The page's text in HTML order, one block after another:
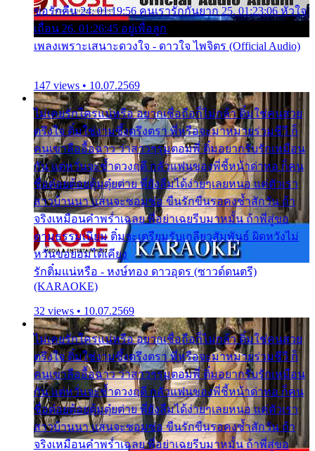
ขอรักคืน 24. 01:19:56 คนเรารักกันยาก 25. 01:23:06 หัวใจ
เถื่อน 26. 01:26:45 อยู่เพื่อลูก
เพลงเพราะเสนาะดวงใจ - ดาวใจ ไพจิตร (Official Audio)
147 views • 10.07.2569
ไม่เคยรักใครแน่หรือ อยากเชื่อถือก็ไม่กล้า ติ๋มใช่คนสวย
ตรึงใจ ติ๋มใช่งามซึ้งตรึงตรา พี่หรือจะมาหมายร่วมชีวี ก็
คนเขาลืออื้อฉาว ว่าสาวๆรุมตอมพี่ ติ๋มอยากรับรักเหมือน
กัน แต่หวั่นจะช้ำดวงฤดี กลัวแฟนของพี่ชี้หน้าด่าทอ ก็คน
ชื่อต๋อยต้อยตุ้มตุ๋ยต่าย พี่ยังลืมได้ง่ายๆเลยหนอ แค่ตัวเรา
สาวบ้านนา แสนจะซอมซ่อ ขืนรักขืนรอคงช้ำสักวัน ถ้า
จริงเหมือนคำพร่ำเฉลย พี่อย่าเฉยรีบมาหมั้น ถ้าพี่สู่ขอ
ตามธรรมเนียม ติ๋มจะเตรียมรับเกลียวสัมพันธ์ ผิดหวังไม่
หวั่นขอยอมได้เคียง
รักติ๋มแน่หรือ - หงษ์ทอง ดาวอุดร (ซาวด์ดนตรี)
(KARAOKE)
32 views • 10.07.2569
ไม่เคยรักใครแน่หรือ อยากเชื่อถือก็ไม่กล้า ติ๋มใช่คนสวย
ตรึงใจ ติ๋มใช่งามซึ้งตรึงตรา พี่หรือจะมาหมายร่วมชีวี ก็
คนเขาลืออื้อฉาว ว่าสาวๆรุมตอมพี่ ติ๋มอยากรับรักเหมือน
กัน แต่หวั่นจะช้ำดวงฤดี กลัวแฟนของพี่ชี้หน้าด่าทอ ก็คน
ชื่อต๋อยต้อยตุ้มตุ๋ยต่าย พี่ยังลืมได้ง่ายๆเลยหนอ แค่ตัวเรา
สาวบ้านนา แสนจะซอมซ่อ ขืนรักขืนรอคงช้ำสักวัน ถ้า
จริงเหมือนคำพร่ำเฉลย พี่อย่าเฉยรีบมาหมั้น ถ้าพี่สู่ขอ